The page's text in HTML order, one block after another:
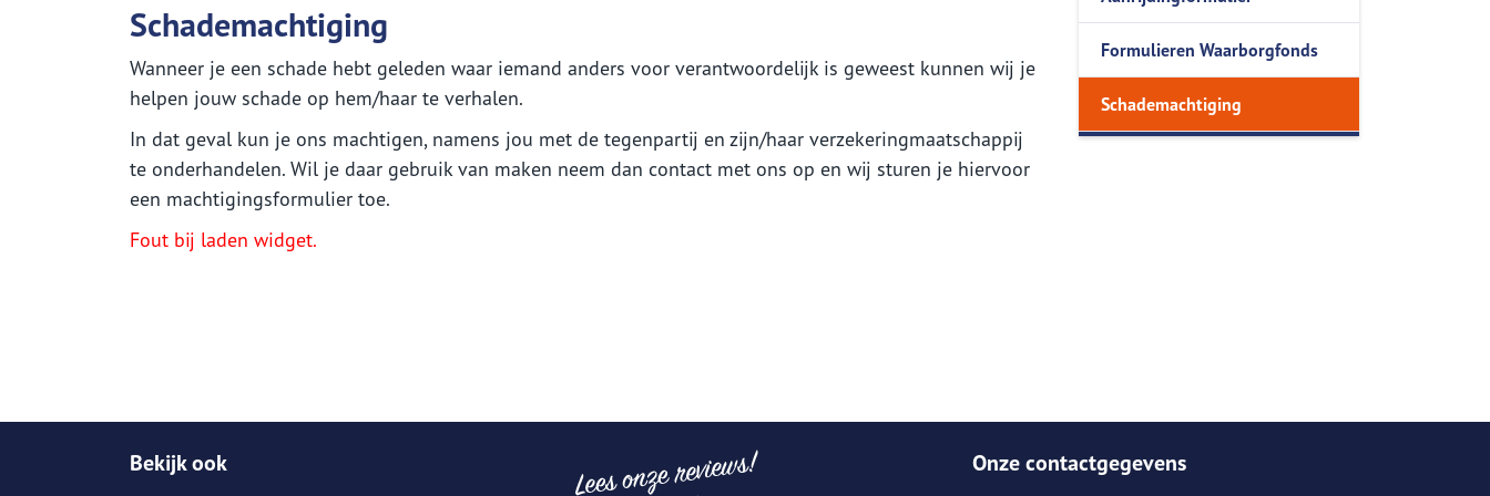
Zakelijk - Schade melden
Algemeen schadeformulier
Aanrijdingformulier
Formulieren Waarborgfonds
Schademachtiging
Informatie voor
ondernemers
Algemeen
Aansprakelijkheid
Informatie voor werkgevers
Langdurig ziek personeel
Onze service app
Onze service App
Waardemeters
Herbouwwaardemeter
Inloggen
Inloggen Nh1816 verzekeringen Verzekeringskaarten
Schademachtiging
Wanneer je een schade hebt geleden waar iemand anders voor verantwoordelijk is geweest kunnen wij je
helpen jouw schade op hem/haar te verhalen.
In dat geval kun je ons machtigen, namens jou met de tegenpartij en zijn/haar verzekeringmaatschappij
te onderhandelen. Wil je daar gebruik van maken neem dan contact met ons op en wij sturen je hiervoor
een machtigingsformulier toe.
Fout bij laden widget.
Formulieren Waarborgfonds
Schademachtiging
Bekijk ook Onze contactgegevens